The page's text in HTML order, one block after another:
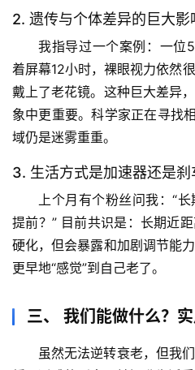
页
专
题
列
表
自
2. 遗传与个体差异的巨大影
我指导过一个案例：一位
着屏幕12小时，裸眼视力依然
戴上了老花镜。这种巨大差异
象中更重要。科学家正在寻找
域仍是迷雾重重。
3. 生活方式是加速器还是刹
上个月有个粉丝问我：“
提前？” 目前共识是：长期近
硬化，但会暴露和加剧 调节能
更早地“感觉”到自己老了。
三、 我们能做什么？
虽然无法逆转衰老，但我